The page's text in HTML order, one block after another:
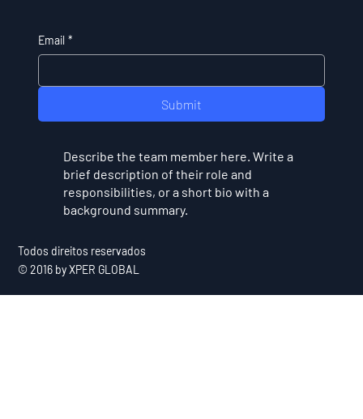
Email *
Submit
Describe the team member here. Write a
brief description of their role and
responsibilities, or a short bio with a
background summary.
Todos direitos reservados
© 2016 by XPER GLOBAL